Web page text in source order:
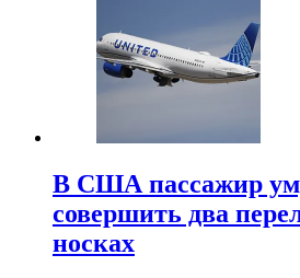
В США пассажир
совершить два
носках